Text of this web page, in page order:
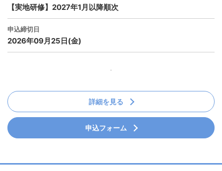
【実地研修】2027年1月以降順次
申込締切日
2026年09月25日(金)
詳細を見る
申込フォーム